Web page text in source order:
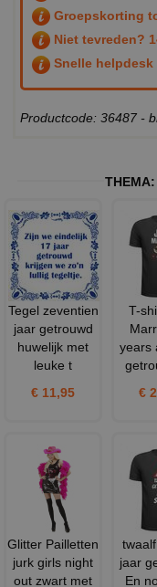
Groepskorting
Niet tevreden?
Snelle helpdesk
Productcode: 36487 -
THEMA:
Tegel zeventien
jaar getrouwd
huwelijk met
leuke t
€ 11,95
T-
years
€
Glitter Pailletten
jurk girls night
out zwart met
jaar
En